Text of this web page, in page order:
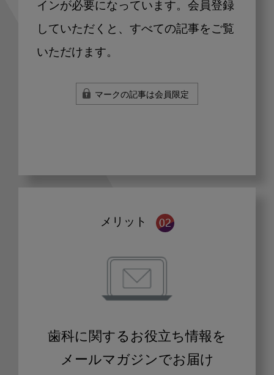
インが必要になっています。会員登録
していただくと、すべての記事をご覧
いただけます。
マークの記事は会員限定
メリット
歯科に関するお役立ち情報を
メールマガジンでお届け